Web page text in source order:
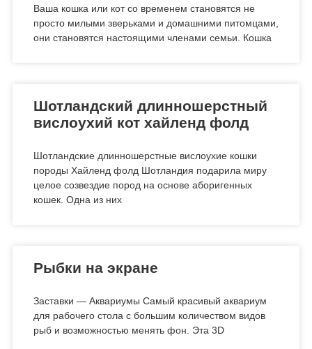
Ваша кошка или кот со временем становятся не
просто милыми зверьками и домашними питомцами,
они становятся настоящими членами семьи. Кошка
Шотландский длинношерстный
вислоухий кот хайленд фолд
Шотландские длинношерстные вислоухие кошки
породы Хайленд фолд Шотландия подарила миру
целое созвездие пород на основе аборигенных
кошек. Одна из них
Рыбки на экране
Заставки — Аквариумы Самый красивый аквариум
для рабочего стола с большим количеством видов
рыб и возможностью менять фон. Эта 3D